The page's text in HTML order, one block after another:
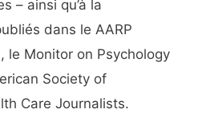
– ainsi qu’à la
dans le AARP
le Monitor on Psychology
Society of
Care Journalists.